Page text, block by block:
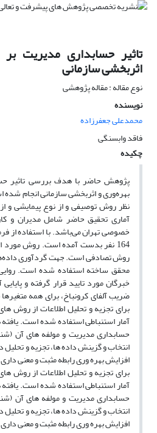
تاثیر حسابداری مدیریت
اثربخشی سازمانی
نوع مقاله : مقاله پژوهشی
نویسنده
محمدعلی جعفرزاده
فاقد وابسنگی
چکیده
پژوهش حاضر با هدف بررسی تاثیر
بهره‌وری و اثربخشی سازمانی انجام
نظر روش توصیفی و از نوع پیمایشی و
آماری تحقیق حاضر شامل مدیران و
خصوصی تهران می‌باشد. با استفاده از
164 نفر بدست آمده است. روش مورد
روش تصادفی است. جهت گردآوری
محقق ساخته استفاده شده است.
خبرگان مورد تایید قرار گرفته و
برای تجزیه و تحلیل اطلاعات از روش‌
آمار استنباطی استفاده شده است.
حسابداری مدیریت و مولفه‌ های آن
انتخاب و گزینش داده ها، تجزیه و تحلیل
افزایش بهره وری رابطه مثبت و معنی
برای تجزیه و تحلیل اطلاعات از روش‌
آمار استنباطی استفاده شده است.
حسابداری مدیریت و مولفه‌ های آن
انتخاب و گزینش داده ها، تجزیه و تحلیل
افزایش بهره وری رابطه مثبت و معنی